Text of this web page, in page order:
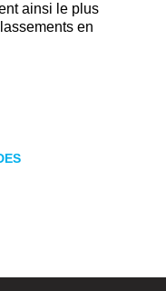
ainsi le plus
en